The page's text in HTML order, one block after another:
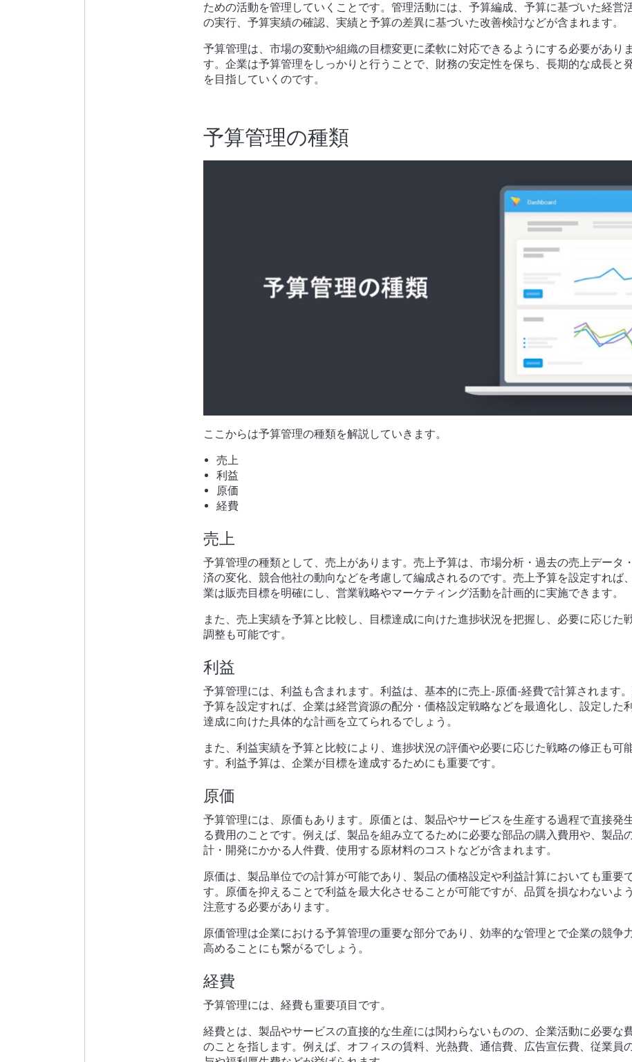
ための活動を管理していくことです。 管理活動には、予算編成、予算に基づいた経営
の実行、予算実績の確認、実績と予算の差異に基づいた改善検討などが含まれます。
予算管理は、市場の変動や組織の目標変更に柔軟に対応できるようにする必要がありま
す。 企業は予算管理をしっかりと行うことで、財務の安定性を保ち、長期的な成長と
を目指していくのです。
予算管理の種類
ここからは予算管理の種類を解説していきます。
売上
利益
原価
経費
売上
予算管理の種類として、売上があります。 売上予算は、市場分析・過去の売上データ
済の変化、競合他社の動向などを考慮して編成されるのです。 売上予算を設定すれば
業は販売目標を明確にし、営業戦略やマーケティング活動を計画的に実施できます。
また、売上実績を予算と比較し、目標達成に向けた進捗状況を把握し、必要に応じた
調整も可能です。
利益
予算管理には、利益も含まれます。利益は、基本的に売上-原価-経費で計算されます。
予算を設定すれば、企業は経営資源の配分・価格設定戦略などを最適化し、設定した
達成に向けた具体的な計画を立てられるでしょう。
また、利益実績を予算と比較により、進捗状況の評価や必要に応じた戦略の修正も可
す。 利益予算は、企業が目標を達成するためにも重要です。
原価
予算管理には、原価もあります。 原価とは、製品やサービスを生産する過程で直接発
る費用のことです。例えば、製品を組み立てるために必要な部品の購入費用や、製品
計・開発にかかる人件費、使用する原材料のコストなどが含まれます。
原価は、製品単位での計算が可能であり、製品の価格設定や利益計算においても重要
す。 原価を抑えることで利益を最大化させることが可能ですが、品質を損なわないよ
注意する必要があります。
原価管理は企業における予算管理の重要な部分であり、効率的な管理とで企業の競争
高めることにも繋がるでしょう。
経費
予算管理には、経費も重要項目です。
経費とは、製品やサービスの直接的な生産には関わらないものの、企業活動に必要な
のことを指します。例えば、オフィスの賃料、光熱費、通信費、広告宣伝費、従業員